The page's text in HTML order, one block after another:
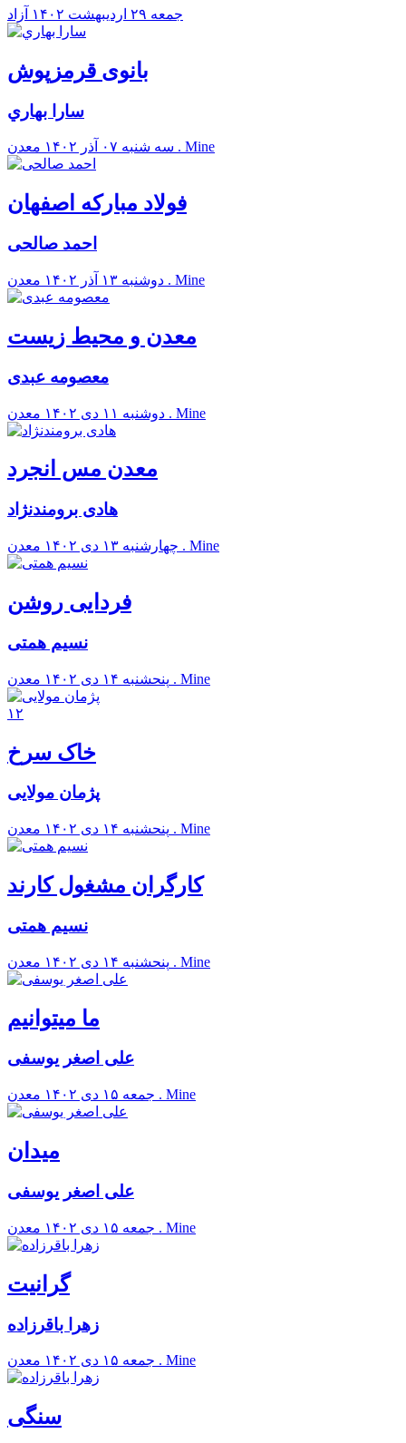
جمعه ۲۹ ارديبهشت ۱۴۰۲ آزاد
بانوی قرمزپوش
سارا بهاري
سه شنبه ۰۷ آذر ۱۴۰۲ معدن . Mine
فولاد مبارکه اصفهان
احمد صالحی
دوشنبه ۱۳ آذر ۱۴۰۲ معدن . Mine
معدن و محیط زیست
معصومه عبدی
دوشنبه ۱۱ دی ۱۴۰۲ معدن . Mine
معدن مس انجرد
هادی برومندنژاد
چهارشنبه ۱۳ دی ۱۴۰۲ معدن . Mine
فردایی روشن
نسیم همتی
پنحشنبه ۱۴ دی ۱۴۰۲ معدن . Mine
۱۲
خاک سرخ
پژمان مولایی
پنحشنبه ۱۴ دی ۱۴۰۲ معدن . Mine
کارگران مشغول کارند
نسیم همتی
پنحشنبه ۱۴ دی ۱۴۰۲ معدن . Mine
ما میتوانیم
علی اصغر یوسفی
جمعه ۱۵ دی ۱۴۰۲ معدن . Mine
میدان
علی اصغر یوسفی
جمعه ۱۵ دی ۱۴۰۲ معدن . Mine
گرانیت
زهرا باقرزاده
جمعه ۱۵ دی ۱۴۰۲ معدن . Mine
سنگی